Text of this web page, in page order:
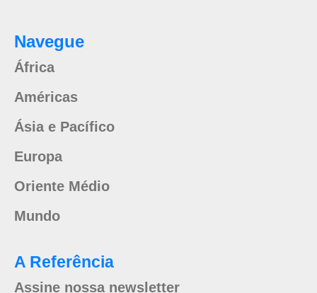
Navegue
África
Américas
Ásia e Pacífico
Europa
Oriente Médio
Mundo
A Referência
Assine nossa newsletter